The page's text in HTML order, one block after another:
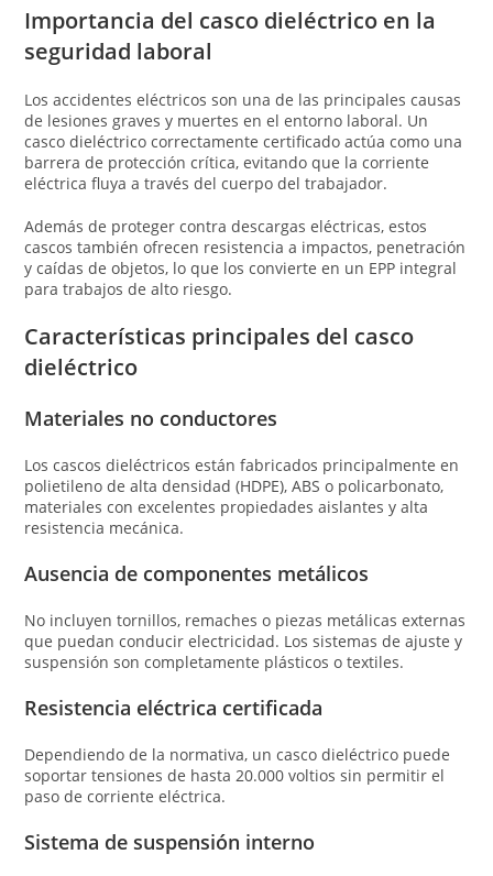
Importancia del casco dieléctrico en la
seguridad laboral
Los accidentes eléctricos son una de las principales causas
de lesiones graves y muertes en el entorno laboral. Un
casco dieléctrico correctamente certificado actúa como una
barrera de protección crítica, evitando que la corriente
eléctrica fluya a través del cuerpo del trabajador.
Además de proteger contra descargas eléctricas, estos
cascos también ofrecen resistencia a impactos, penetración
y caídas de objetos, lo que los convierte en un EPP integral
para trabajos de alto riesgo.
Características principales del casco
dieléctrico
Materiales no conductores
Los cascos dieléctricos están fabricados principalmente en
polietileno de alta densidad (HDPE), ABS o policarbonato,
materiales con excelentes propiedades aislantes y alta
resistencia mecánica.
Ausencia de componentes metálicos
No incluyen tornillos, remaches o piezas metálicas externas
que puedan conducir electricidad. Los sistemas de ajuste y
suspensión son completamente plásticos o textiles.
Resistencia eléctrica certificada
Dependiendo de la normativa, un casco dieléctrico puede
soportar tensiones de hasta 20.000 voltios sin permitir el
paso de corriente eléctrica.
Sistema de suspensión interno